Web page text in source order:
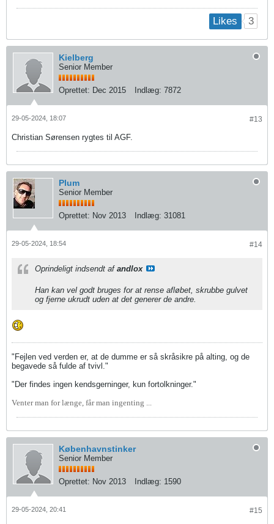
Likes 3
Kielberg
Senior Member
Oprettet: Dec 2015 Indlæg: 7872
#13
29-05-2024, 18:07
Christian Sørensen rygtes til AGF.
Plum
Senior Member
Oprettet: Nov 2013 Indlæg: 31081
#14
29-05-2024, 18:54
Oprindeligt indsendt af andlox
Han kan vel godt bruges for at rense afløbet, skrubbe gulvet
og fjerne ukrudt uden at det generer de andre.
"Fejlen ved verden er, at de dumme er så skråsikre på alting, og de
begavede så fulde af tvivl."
"Der findes ingen kendsgerninger, kun fortolkninger."
Venter man for længe, får man ingenting ...
Københavnstinker
Senior Member
Oprettet: Nov 2013 Indlæg: 1590
#15
29-05-2024, 20:41